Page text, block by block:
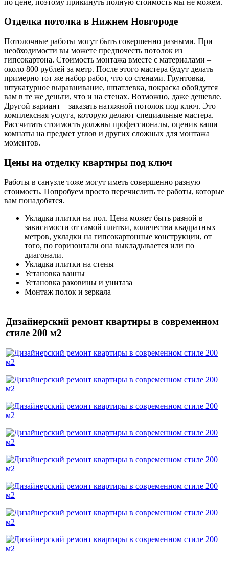
Отделка потолка в Нижнем Новгороде
Потолочные работы могут быть совершенно разными. При
необходимости вы можете предпочесть потолок из
гипсокартона. Стоимость монтажа вместе с материалами –
около 800 рублей за метр. После этого мастера будут делать
примерно тот же набор работ, что со стенами. Грунтовка,
штукатурное выравнивание, шпатлевка, покраска обойдутся
вам в те же деньги, что и на стенах. Возможно, даже дешевле.
Другой вариант – заказать натяжной потолок под ключ. Это
комплексная услуга, которую делают специальные мастера.
Рассчитать стоимость должны профессионалы, оценив ваши
комнаты на предмет углов и других сложных для монтажа
моментов.
Цены на отделку квартиры под ключ
Работы в санузле тоже могут иметь совершенно разную
стоимость. Попробуем просто перечислить те работы, которые
вам понадобятся.
Укладка плитки на пол. Цена может быть разной в
зависимости от самой плитки, количества квадратных
метров, укладки на гипсокартонные конструкции, от
того, по горизонтали она выкладывается или по
диагонали.
Укладка плитки на стены
Установка ванны
Установка раковины и унитаза
Монтаж полок и зеркала
Дизайнерский ремонт квартиры в современном
стиле 200 м2